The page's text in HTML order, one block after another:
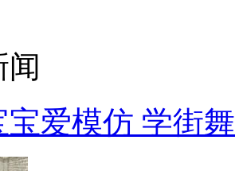
闻
宝爱模仿 学街